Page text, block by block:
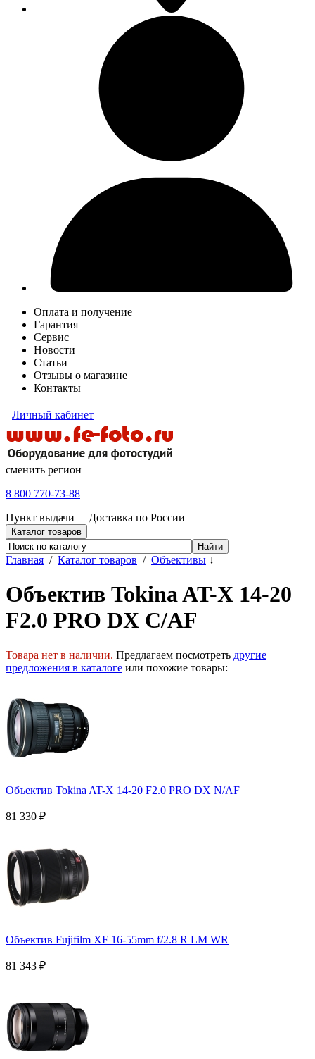
Оплата и получение
Гарантия
Сервис
Новости
Статьи
Отзывы о магазине
Контакты
Личный кабинет
сменить регион
8 800 770-73-88
Пункт выдачи
Доставка по России
Каталог товаров
Главная / Каталог товаров / Объективы ↓
Объектив Tokina AT-X 14-20
F2.0 PRO DX C/AF
Товара нет в наличии. Предлагаем посмотреть другие
предложения в каталоге или похожие товары:
Объектив Tokina AT-X 14-20 F2.0 PRO DX N/AF
81 330 ₽
Объектив Fujifilm XF 16-55mm f/2.8 R LM WR
81 343 ₽